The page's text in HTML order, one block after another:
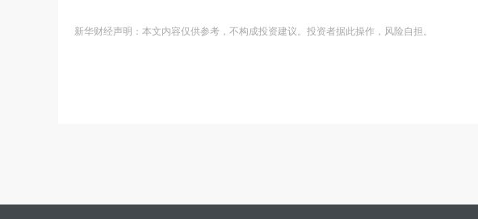
新华财经声明：本文内容仅供参考，不构成投资建议。投资者据此操作，风险自担。